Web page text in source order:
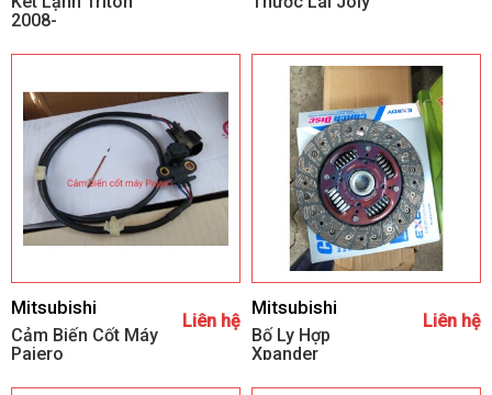
2008-
Mitsubishi
Cảm Biến Cốt Máy
Pajero
Liên hệ
Mitsubishi
Bố Ly Hợp
Xpander
Liên hệ